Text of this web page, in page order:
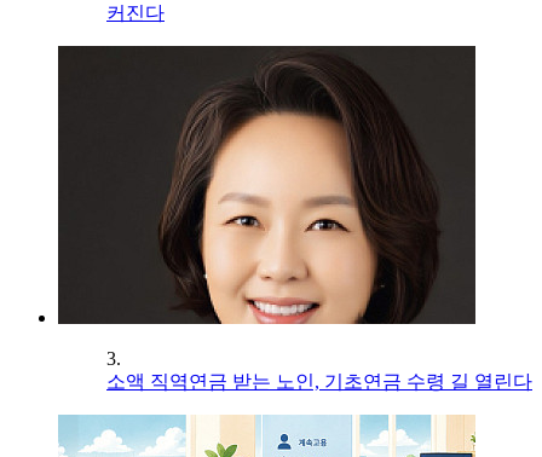
커진다
3.
소액 직역연금 받는 노인, 기초연금 수령 길 열린다